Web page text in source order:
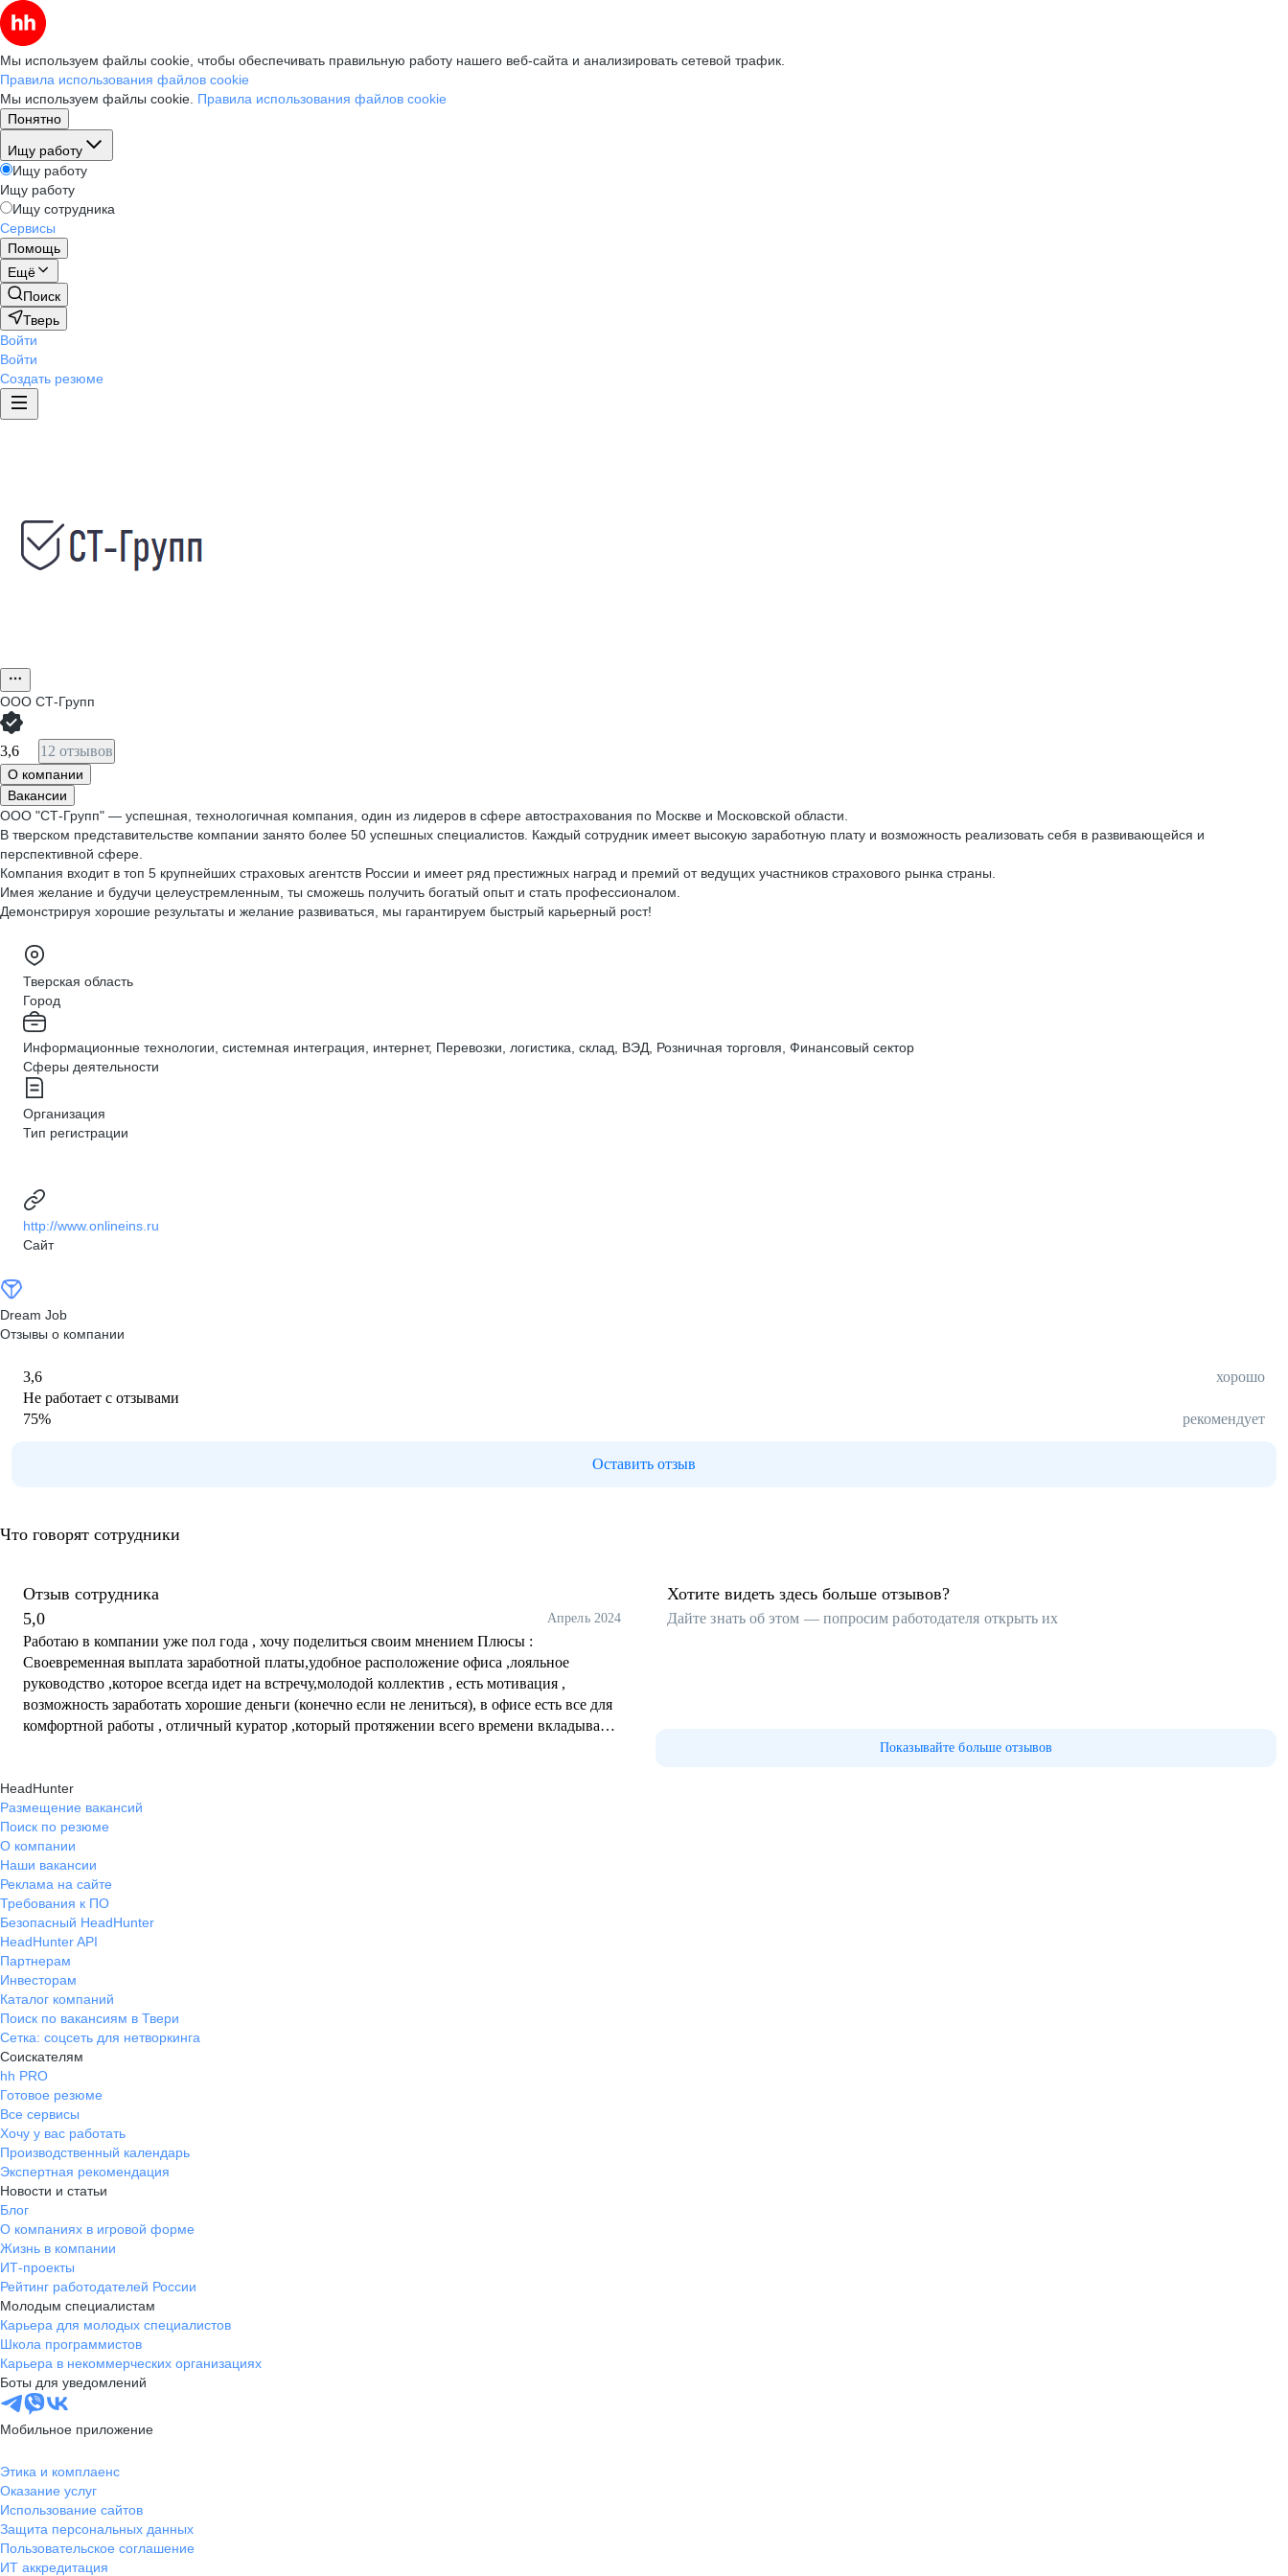
Мы используем файлы cookie, чтобы обеспечивать правильную работу нашего веб-сайта и анализировать сетевой трафик.
Правила использования файлов cookie
Мы используем файлы cookie. Правила использования файлов cookie
Понятно
Ищу работу
Ищу работу
Ищу работу
Ищу сотрудника
Сервисы
Помощь
Ещё
Поиск
Тверь
Войти
Войти
Создать резюме
ООО СТ-Групп
3,6 12 отзывов
О компании
Вакансии
ООО "СТ-Групп" — успешная, технологичная компания, один из лидеров в сфере автострахования по Москве и Московской области.
В тверском представительстве компании занято более 50 успешных специалистов. Каждый сотрудник имеет высокую заработную плату и возможность реализовать себя в развивающейся и
перспективной сфере.
Компания входит в топ 5 крупнейших страховых агентств России и имеет ряд престижных наград и премий от ведущих участников страхового рынка страны.
Имея желание и будучи целеустремленным, ты сможешь получить богатый опыт и стать профессионалом.
Демонстрируя хорошие результаты и желание развиваться, мы гарантируем быстрый карьерный рост!
Тверская область
Город
Информационные технологии, системная интеграция, интернет, Перевозки, логистика, склад, ВЭД, Розничная торговля, Финансовый сектор
Сферы деятельности
Организация
Тип регистрации
http://www.onlineins.ru
Сайт
Dream Job
Отзывы о компании
3,6
хорошо
Не работает с отзывами
75% рекомендует
Оставить отзыв
Что говорят сотрудники
Отзыв сотрудника
5,0
Апрель 2024
Работаю в компании уже пол года , хочу поделиться своим мнением Плюсы :
Своевременная выплата заработной платы,удобное расположение офиса ,лояльное
руководство ,которое всегда идет на встречу,молодой коллектив , есть мотивация ,
возможность заработать хорошие деньги (конечно если не лениться), в офисе есть все для
комфортной работы , отличный куратор ,который протяжении всего времени вкладывает
Хотите видеть здесь больше отзывов?
Дайте знать об этом — попросим работодателя открыть их
Показывайте больше отзывов
HeadHunter
Размещение вакансий
Поиск по резюме
О компании
Наши вакансии
Реклама на сайте
Требования к ПО
Безопасный HeadHunter
HeadHunter API
Партнерам
Инвесторам
Каталог компаний
Поиск по вакансиям в Твери
Сетка: соцсеть для нетворкинга
Соискателям
hh PRO
Готовое резюме
Все сервисы
Хочу у вас работать
Производственный календарь
Экспертная рекомендация
Новости и статьи
Блог
О компаниях в игровой форме
Жизнь в компании
ИТ-проекты
Рейтинг работодателей России
Молодым специалистам
Карьера для молодых специалистов
Школа программистов
Карьера в некоммерческих организациях
Боты для уведомлений
Мобильное приложение
Этика и комплаенс
Оказание услуг
Использование сайтов
Защита персональных данных
Пользовательское соглашение
ИТ аккредитация